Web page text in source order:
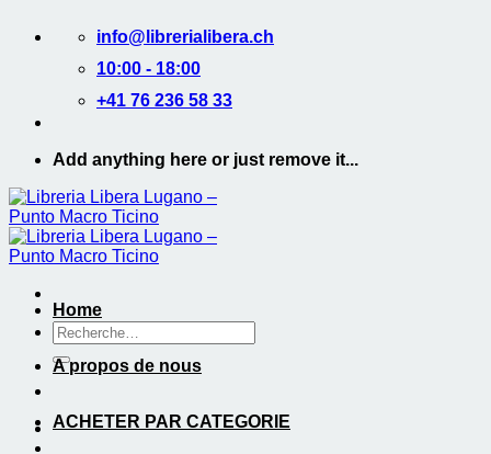
info@librerialibera.ch
10:00 - 18:00
+41 76 236 58 33
Add anything here or just remove it...
Recherche
de
:
Home
A propos de nous
ACHETER PAR CATEGORIE